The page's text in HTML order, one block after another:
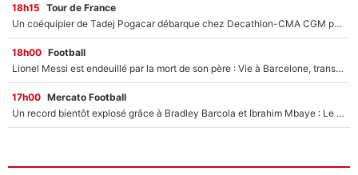
18h15 Tour de France
Un coéquipier de Tadej Pogacar débarque chez Decathlon-CMA CGM pour épauler Paul Seixas : «Mes meilleures années sont à venir»
18h00 Football
Lionel Messi est endeuillé par la mort de son père : Vie à Barcelone, transfert au PSG... voilà comment Jorge Messi a joué un rôle essentiel dans sa carrière !
17h00 Mercato Football
Un record bientôt explosé grâce à Bradley Barcola et Ibrahim Mbaye : Le PSG sur le point de réaliser un mercato historique ?